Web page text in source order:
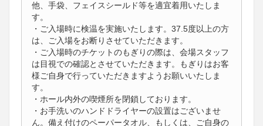
他、手袋、フェイスシールド等を適宜着用いたしま
す。
・ご入場時に検温を実施いたします。37.5度以上の方
は、ご入場をお断りさせていただきます。
・ご入場時のチケットのもぎりの際は、会場スタッフ
は目視での確認とさせていただきます。もぎりはお客
様ご自身で行っていただきますようお願いいたしま
す。
・ホール内外の喫煙所を閉鎖しております。
・お手洗いのハンドドライヤーの設置はございませ
ん。備え付けのペーパータオル、もしくは、ご自身の